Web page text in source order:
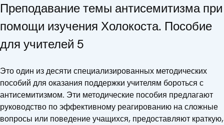
Преподавание темы антисемитизма при
помощи изучения Холокоста. Пособие
для учителей 5
Это один из десяти специализированных методических
пособий для оказания поддержки учителям бороться с
антисемитизмом. Эти методические пособия предлагают
руководство по эффективному реагированию на сложные
вопросы или поведение учащихся, предоставляют краткую,